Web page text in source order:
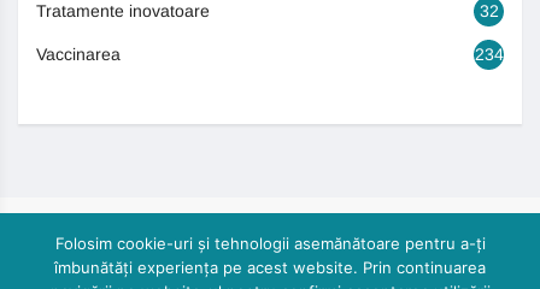
Tratamente inovatoare 32
Vaccinarea 234
Folosim cookie-uri și tehnologii asemănătoare pentru a-ți
îmbunătăți experiența pe acest website. Prin continuarea